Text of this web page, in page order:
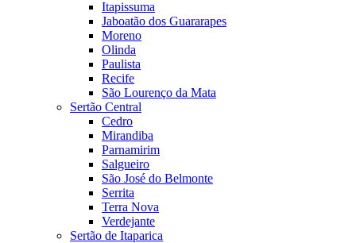
Itapissuma
Jaboatão dos Guararapes
Moreno
Olinda
Paulista
Recife
São Lourenço da Mata
Sertão Central
Cedro
Mirandiba
Parnamirim
Salgueiro
São José do Belmonte
Serrita
Terra Nova
Verdejante
Sertão de Itaparica